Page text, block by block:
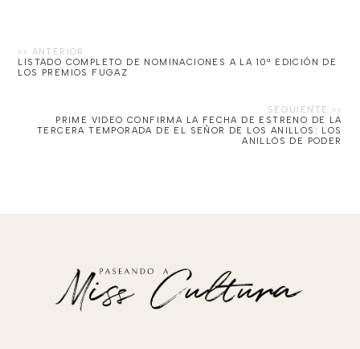
LISTADO COMPLETO DE NOMINACIONES A LA 10ª EDICIÓN DE
LOS PREMIOS FUGAZ
PRIME VIDEO CONFIRMA LA FECHA DE ESTRENO DE LA
TERCERA TEMPORADA DE EL SEÑOR DE LOS ANILLOS: LOS
ANILLOS DE PODER